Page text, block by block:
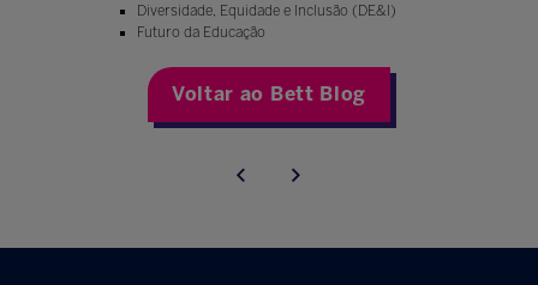
Diversidade, Equidade e Inclusão (DE&I)
Futuro da Educação
Voltar ao Bett Blog